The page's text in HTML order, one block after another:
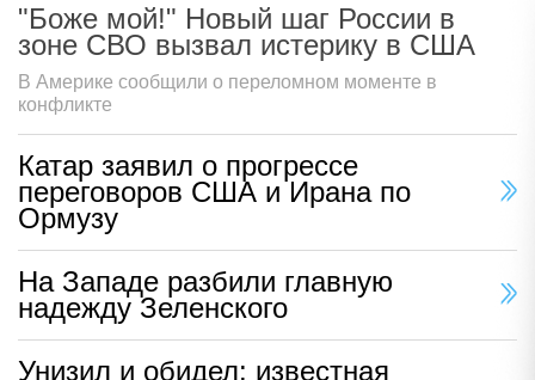
"Боже мой!" Новый шаг России в
зоне СВО вызвал истерику в США
В Америке сообщили о переломном моменте в
конфликте
Катар заявил о прогрессе
переговоров США и Ирана по
Ормузу
На Западе разбили главную
надежду Зеленского
Унизил и обидел: известная